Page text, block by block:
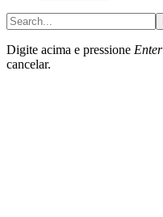
Digite acima e pressione Enter
cancelar.